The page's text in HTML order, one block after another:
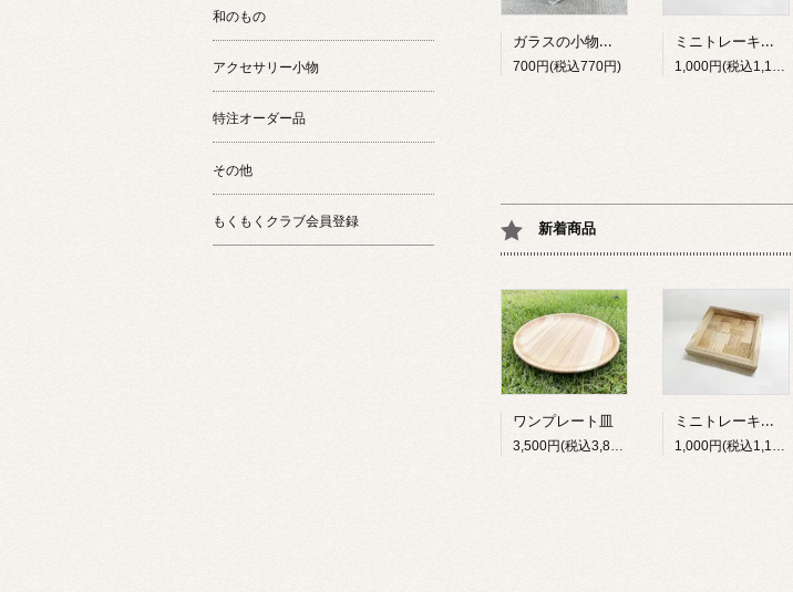
ガラスの小物入れ（大）
700円(税込770円)
ミニトレーキット
1,000円(税込1,100円)
新着商品
ワンプレート皿
3,500円(税込3,850円)
ミニトレーキット
1,000円(税込1,100円)
和のもの
アクセサリー小物
特注オーダー品
その他
もくもくクラブ会員登録